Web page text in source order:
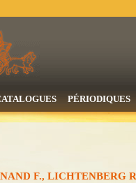
PÉRIODIQUES
F., LICHTENBERG